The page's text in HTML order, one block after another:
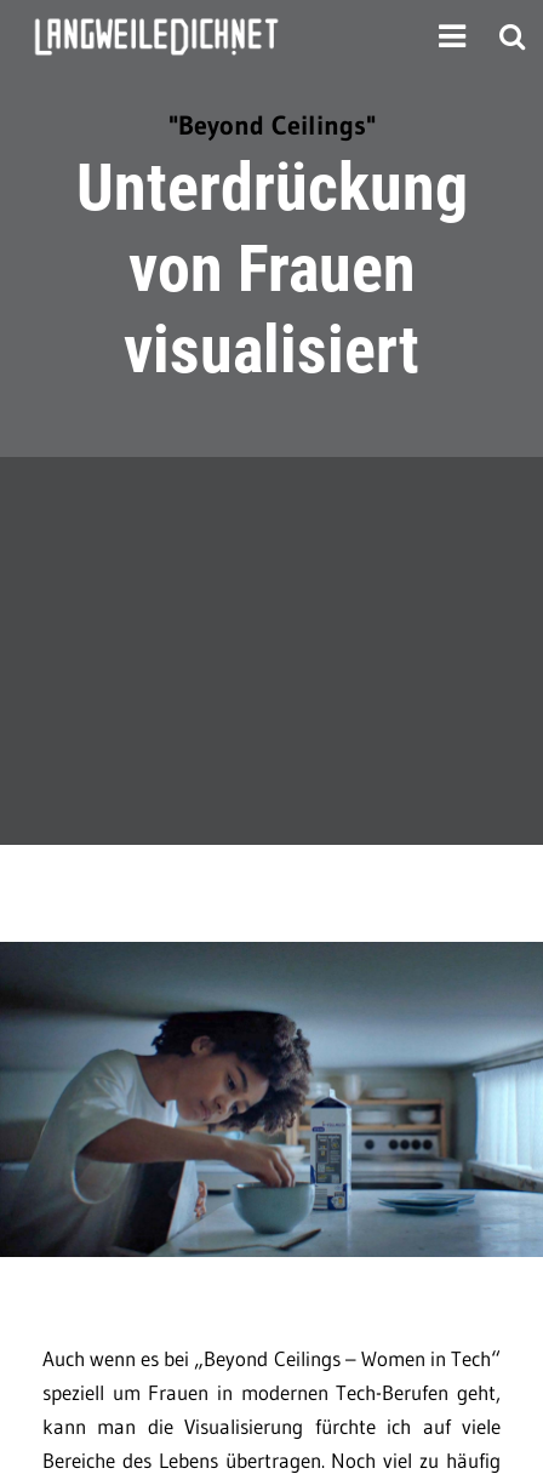
"Beyond Ceilings"
Unterdrückung
von Frauen
visualisiert
Auch wenn es bei „Beyond Ceilings – Women in Tech“
speziell um Frauen in modernen Tech-Berufen geht,
kann man die Visualisierung fürchte ich auf viele
Bereiche des Lebens übertragen. Noch viel zu häufig